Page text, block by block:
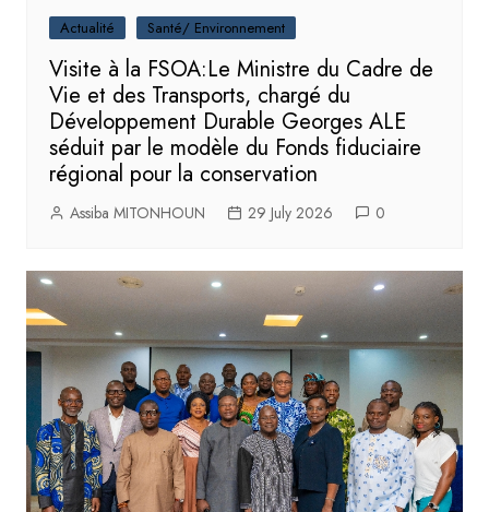
Actualité Santé/ Environnement
Visite à la FSOA:Le Ministre du Cadre de
Vie et des Transports, chargé du
Développement Durable Georges ALE
séduit par le modèle du Fonds fiduciaire
régional pour la conservation
Assiba MITONHOUN 29 July 2026 0